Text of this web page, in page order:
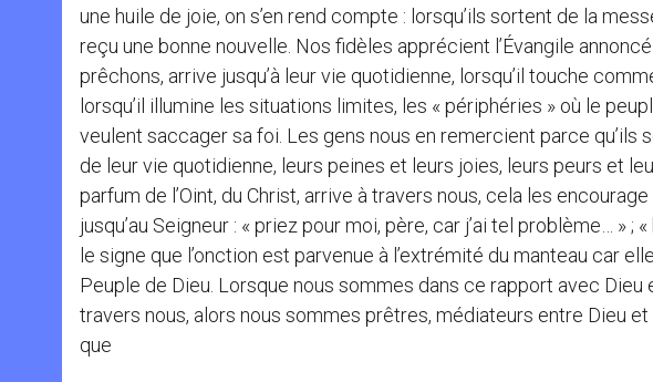
une huile de joie, on s’en rend compte : lorsqu’ils sortent de la
reçu une bonne nouvelle. Nos fidèles apprécient l’Évangile
prêchons, arrive jusqu’à leur vie quotidienne, lorsqu’il touche
lorsqu’il illumine les situations limites, les « périphéries » où le
veulent saccager sa foi. Les gens nous en remercient parce qu’ils
de leur vie quotidienne, leurs peines et leurs joies, leurs peurs et
parfum de l’Oint, du Christ, arrive à travers nous, cela les
jusqu’au Seigneur : « priez pour moi, père, car j’ai tel problème… »
le signe que l’onction est parvenue à l’extrémité du manteau car
Peuple de Dieu. Lorsque nous sommes dans ce rapport avec
travers nous, alors nous sommes prêtres, médiateurs entre Dieu et
que